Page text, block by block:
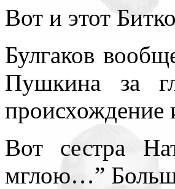
Вот и этот
Булгаков
Пушкина за
происхождение
Вот сестра
мглою…”